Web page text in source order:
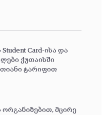
Card-ისა და
ქუთაისში
ტარიფით
მცირე